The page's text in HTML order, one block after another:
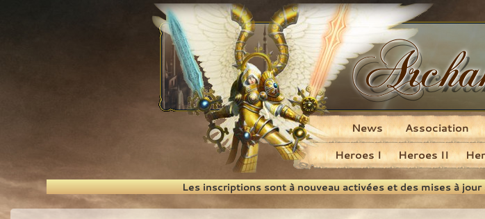
Recherche
Heroes I Heroes II
News Association
Les inscriptions sont à nouveau activées et des mises à